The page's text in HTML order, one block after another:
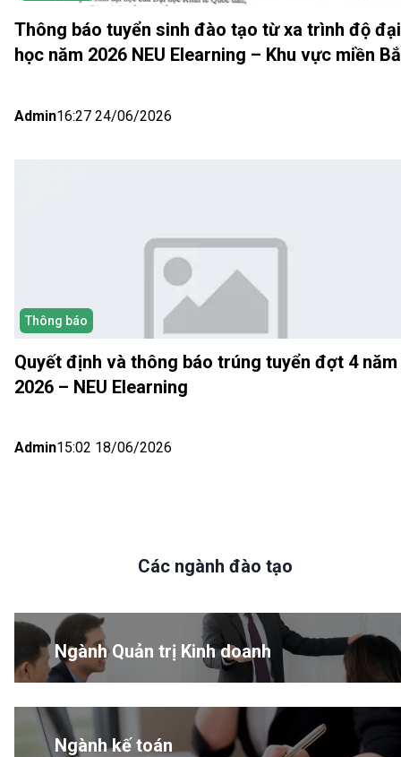
Thông báo tuyển sinh đào tạo từ xa trình độ đại
học năm 2026 NEU Elearning – Khu vực miền
Admin16:27 24/06/2026
Thông báo
Quyết định và thông báo trúng tuyển đợt 4 năm
2026 – NEU Elearning
Admin15:02 18/06/2026
Các ngành đào tạo
Ngành Quản trị Kinh doanh
Ngành kế toán